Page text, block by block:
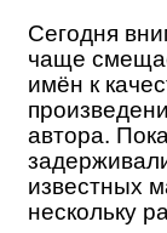
Сегодня
чаще
имён к
автора.
известных
нескольку